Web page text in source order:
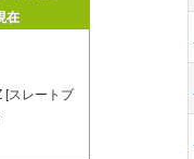
在